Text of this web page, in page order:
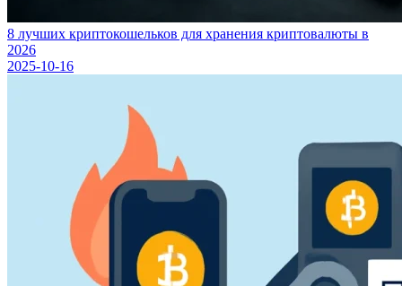
8 лучших криптокошельков для хранения криптовалюты в
2026
2025-10-16